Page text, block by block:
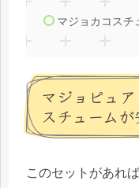
マジョカコスチ
マジョピュ
スチュームが
このセットがあれ